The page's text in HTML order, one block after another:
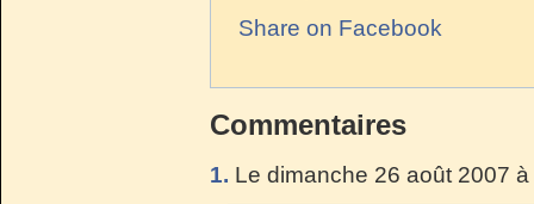
Share on Facebook
Commentaires
1. Le dimanche 26 août 2007